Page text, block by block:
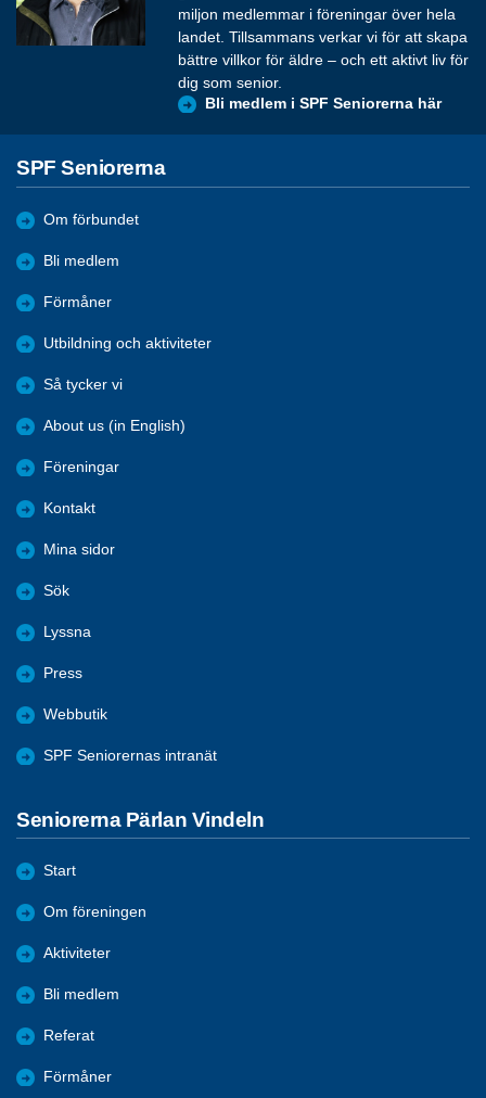
miljon medlemmar i föreningar över hela
landet. Tillsammans verkar vi för att skapa
bättre villkor för äldre – och ett aktivt liv för
dig som senior.
Bli medlem i SPF Seniorerna här
SPF Seniorerna
Om förbundet
Bli medlem
Förmåner
Utbildning och aktiviteter
Så tycker vi
About us (in English)
Föreningar
Kontakt
Mina sidor
Sök
Lyssna
Press
Webbutik
SPF Seniorernas intranät
Seniorerna Pärlan Vindeln
Start
Om föreningen
Aktiviteter
Bli medlem
Referat
Förmåner